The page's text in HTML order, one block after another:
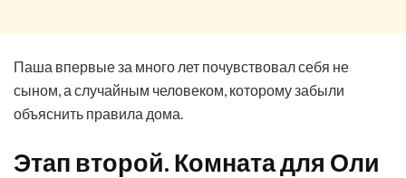
Паша впервые за много лет почувствовал себя не
сыном, а случайным человеком, которому забыли
объяснить правила дома.
Этап второй. Комната для Оли